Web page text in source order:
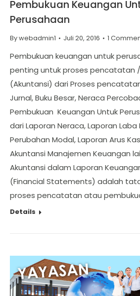
Pembukuan Keuangan
Perusahaan
Bywebadmin1 Juli 20, 2016 1
Pembukuan keuangan untuk
penting untuk proses pencatatan
(Akuntansi) dari Proses
Jurnal, Buku Besar, Neraca
Pembukuan Keuangan Untuk
dari Laporan Neraca, Laporan Laba
Perubahan Modal, Laporan Arus
Akuntansi Manajemen Keuangan
Akuntansi dalam Laporan
(Financial Statements) adalah
proses pencatatan atau
Details